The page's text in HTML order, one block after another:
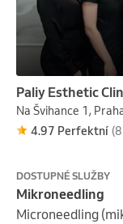
Paliy Esthetic
Na Švihance 1,
4.97 Perfektní
DOSTUPNÉ SLUŽBY
Mikroneedling
Microneedling